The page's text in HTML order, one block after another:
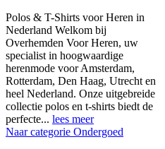
Polos & T-Shirts voor Heren in
Nederland Welkom bij
Overhemden Voor Heren, uw
specialist in hoogwaardige
herenmode voor Amsterdam,
Rotterdam, Den Haag, Utrecht en
heel Nederland. Onze uitgebreide
collectie polos en t-shirts biedt de
perfecte... lees meer
Naar categorie Ondergoed